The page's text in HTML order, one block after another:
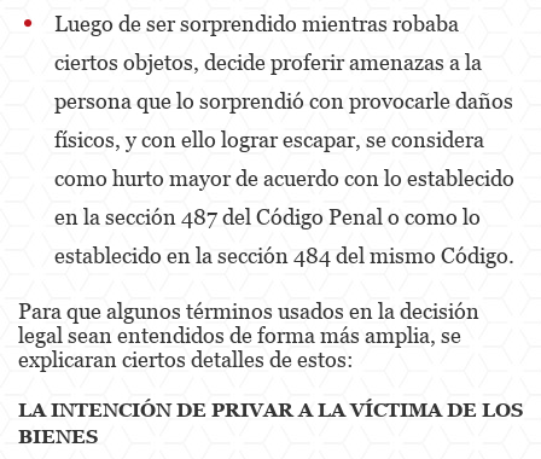
Delitos de Conducción
Conducir con una licencia suspendida
Chocar y Huir
Evadir a un oficial de policía
Homicidio Vehicular
Delitos de Cuello Blanco
Luego de ser sorprendido mientras robaba
ciertos objetos, decide proferir amenazas a la
persona que lo sorprendió con provocarle daños
físicos, y con ello lograr escapar, se considera
como hurto mayor de acuerdo con lo establecido
en la sección 487 del Código Penal o como lo
establecido en la sección 484 del mismo Código.
Para que algunos términos usados en la decisión
legal sean entendidos de forma más amplia, se
explicaran ciertos detalles de estos:
LA INTENCIÓN DE PRIVAR A LA VÍCTIMA DE LOS
BIENES